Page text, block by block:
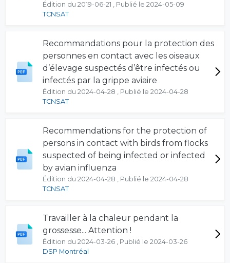
Édition du 2019-06-21 , Publié le 2024-05-09
TCNSAT
Recommandations pour la protection des
personnes en contact avec les oiseaux
d’élevage suspectés d’être infectés ou
infectés par la grippe aviaire
Édition du 2024-04-28 , Publié le 2024-04-28
TCNSAT
Recommendations for the protection of
persons in contact with birds from flocks
suspected of being infected or infected
by avian influenza
Édition du 2024-04-28 , Publié le 2024-04-28
TCNSAT
Travailler à la chaleur pendant la
grossesse... Attention !
Édition du 2024-03-26 , Publié le 2024-03-26
DSP Montréal